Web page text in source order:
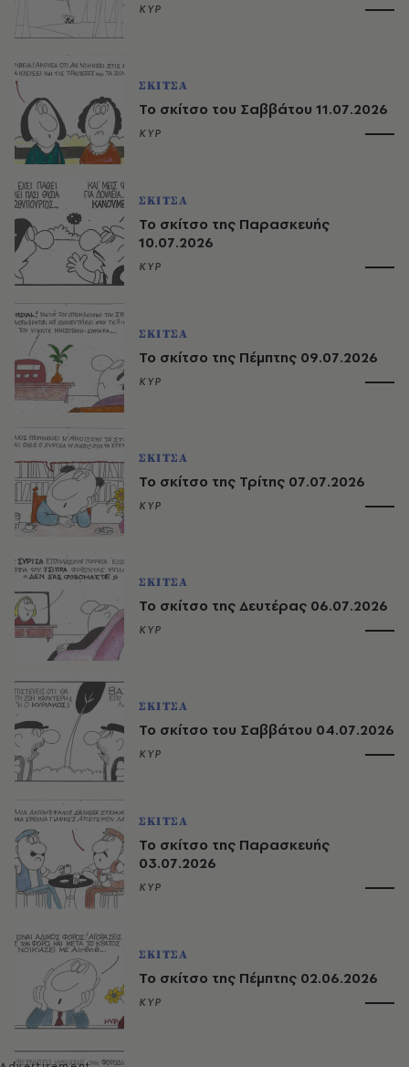
ΚΥΡ
ΣΚΙΤΣΑ
Το σκίτσο του Σαββάτου 11.07.2026
ΚΥΡ
ΣΚΙΤΣΑ
Το σκίτσο της Παρασκευής
10.07.2026
ΚΥΡ
ΣΚΙΤΣΑ
Το σκίτσο της Πέμπτης 09.07.2026
ΚΥΡ
ΣΚΙΤΣΑ
Το σκίτσο της Τρίτης 07.07.2026
ΚΥΡ
ΣΚΙΤΣΑ
Το σκίτσο της Δευτέρας 06.07.2026
ΚΥΡ
ΣΚΙΤΣΑ
Το σκίτσο του Σαββάτου 04.07.2026
ΚΥΡ
ΣΚΙΤΣΑ
Το σκίτσο της Παρασκευής
03.07.2026
ΚΥΡ
ΣΚΙΤΣΑ
Το σκίτσο της Πέμπτης 02.06.2026
ΚΥΡ